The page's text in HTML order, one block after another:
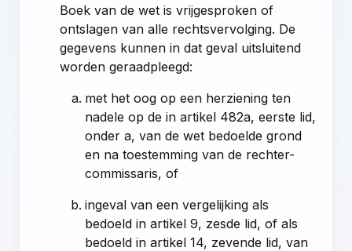
Boek van de wet is vrijgesproken of
ontslagen van alle rechtsvervolging. De
gegevens kunnen in dat geval uitsluitend
worden geraadpleegd:
met het oog op een herziening ten
nadele op de inartikel 482a, eerste lid,
onder a, van de wet bedoelde grond
en na toestemming van de rechter-
commissaris, of
ingeval van een vergelijking als
bedoeld inartikel 9, zesde lid, of als
bedoeld in artikel 14, zevende lid, van